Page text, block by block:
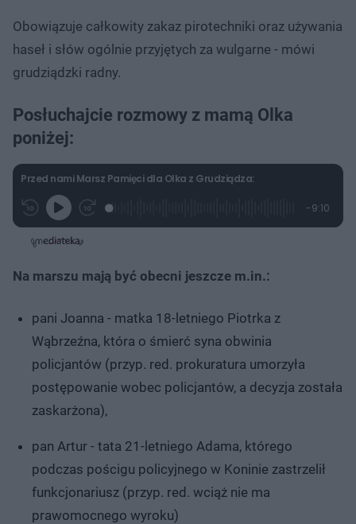
Obowiązuje całkowity zakaz pirotechniki oraz używania
haseł i słów ogólnie przyjętych za wulgarne - mówi
grudziądzki radny.
Posłuchajcie rozmowy z mamą Olka
poniżej:
Przed nami Marsz Pamięci dla Olka z Grudziądza:
G
j
P
z
e
w
1
d
o
t
u
u
z
ń
1
d
o
r
z
o
u
L
o
a
:
2
2
%
P
o
-9:10
Na marszu mają być obecni jeszcze m.in.:
pani Joanna - matka 18-letniego Piotrka z
Wąbrzeźna, która o śmierć syna obwinia
policjantów (przyp. red. prokuratura umorzyła
postępowanie wobec policjantów, a decyzja została
zaskarżona),
pan Artur - tata 21-letniego Adama, którego
podczas pościgu policyjnego w Koninie zastrzelił
funkcjonariusz (przyp. red. wciąż nie ma
prawomocnego wyroku)